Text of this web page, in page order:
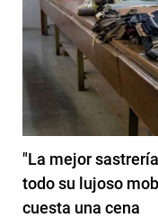
"La mejor
todo su lujoso
cuesta una cena